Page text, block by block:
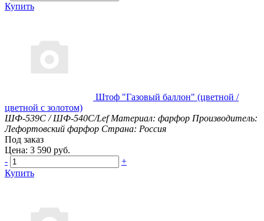
Купить
Штоф "Газовый баллон" (цветной /
цветной с золотом)
ШФ-539С / ШФ-540С/Lef Материал: фарфор Производитель:
Лефортовский фарфор Страна: Россия
Под заказ
Цена: 3 590 руб.
-
+
Купить